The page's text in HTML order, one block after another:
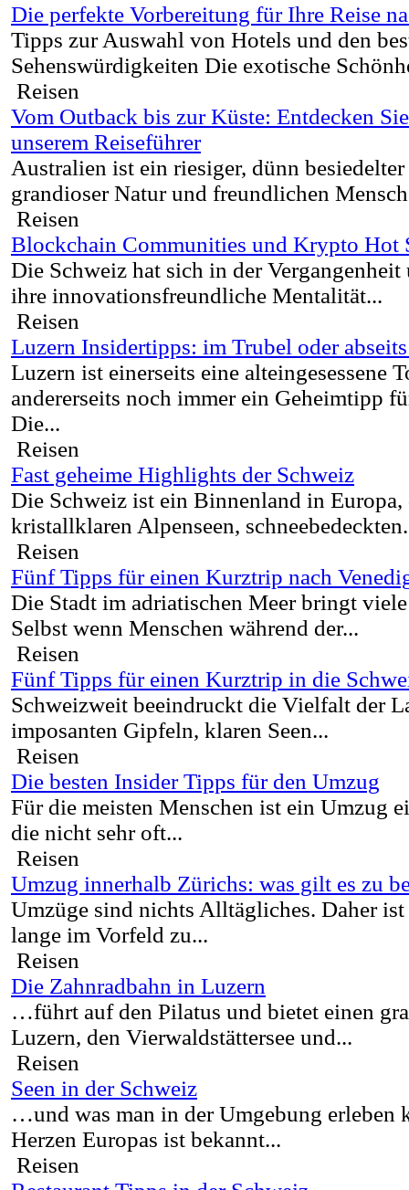
Die perfekte Vorbereitung für Ihre Reise
Tipps zur Auswahl von Hotels und den
Sehenswürdigkeiten Die exotische
Reisen
Vom Outback bis zur Küste: Entdecken
unserem Reiseführer
Australien ist ein riesiger, dünn
grandioser Natur und freundlichen
Reisen
Blockchain Communities und Krypto Hot
Die Schweiz hat sich in der Vergangenheit
ihre innovationsfreundliche Mentalität...
Reisen
Luzern Insidertipps: im Trubel oder
Luzern ist einerseits eine alteingesessene
andererseits noch immer ein Geheimtipp
Die...
Reisen
Fast geheime Highlights der Schweiz
Die Schweiz ist ein Binnenland in Europa,
kristallklaren Alpenseen,
Reisen
Fünf Tipps für einen Kurztrip nach
Die Stadt im adriatischen Meer bringt
Selbst wenn Menschen während der...
Reisen
Fünf Tipps für einen Kurztrip in die
Schweizweit beeindruckt die Vielfalt der
imposanten Gipfeln, klaren Seen...
Reisen
Die besten Insider Tipps für den Umzug
Für die meisten Menschen ist ein Umzug
die nicht sehr oft...
Reisen
Umzug innerhalb Zürichs: was gilt es zu
Umzüge sind nichts Alltägliches. Daher
lange im Vorfeld zu...
Reisen
Die Zahnradbahn in Luzern
…führt auf den Pilatus und bietet einen
Luzern, den Vierwaldstättersee und...
Reisen
Seen in der Schweiz
…und was man in der Umgebung erleben
Herzen Europas ist bekannt...
Reisen